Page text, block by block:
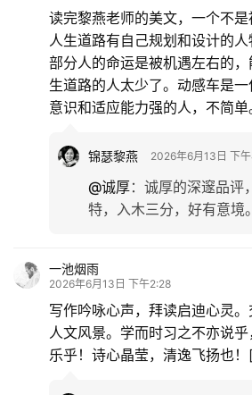
读完黎燕老师的美文，一个不
人生道路有自己规划和设计的
部分人的命运是被机遇左右的
生道路的人太少了。动感车是
意识和适应能力强的人，不简单
锦瑟黎燕 2026年6月13日 下
@诚厚： 诚厚的深邃品评
特，入木三分，好有意境。
一池烟雨
2026年6月13日 下午2:28
写作吟咏心声，拜读启迪心灵
人文风景。学而时习之不亦说
乐乎！诗心晶莹，清逸飞扬也